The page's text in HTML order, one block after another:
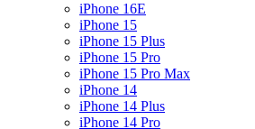
iPhone 16E
iPhone 15
iPhone 15 Plus
iPhone 15 Pro
iPhone 15 Pro Max
iPhone 14
iPhone 14 Plus
iPhone 14 Pro